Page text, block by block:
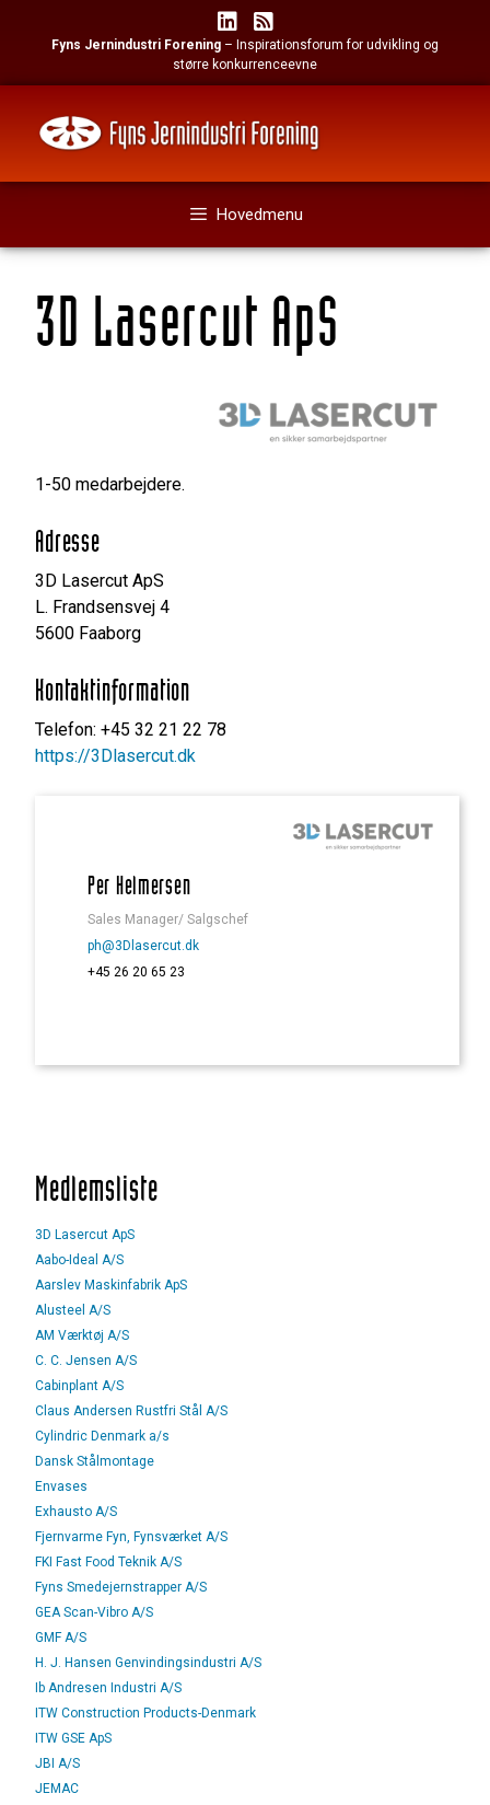
Fyns Jernindustri Forening – Inspirationsforum for udvikling og
større konkurrenceevne
Hovedmenu
3D Lasercut ApS
1-50 medarbejdere.
Adresse
3D Lasercut ApS
L. Frandsensvej 4
5600 Faaborg
Kontaktinformation
Telefon: +45 32 21 22 78
https://3Dlasercut.dk
Per Helmersen
Sales Manager/ Salgschef
ph@3Dlasercut.dk
+45 26 20 65 23
Medlemsliste
3D Lasercut ApS
Aabo-Ideal A/S
Aarslev Maskinfabrik ApS
Alusteel A/S
AM Værktøj A/S
C. C. Jensen A/S
Cabinplant A/S
Claus Andersen Rustfri Stål A/S
Cylindric Denmark a/s
Dansk Stålmontage
Envases
Exhausto A/S
Fjernvarme Fyn, Fynsværket A/S
FKI Fast Food Teknik A/S
Fyns Smedejernstrapper A/S
GEA Scan-Vibro A/S
GMF A/S
H. J. Hansen Genvindingsindustri A/S
Ib Andresen Industri A/S
ITW Construction Products-Denmark
ITW GSE ApS
JBI A/S
JEMAC